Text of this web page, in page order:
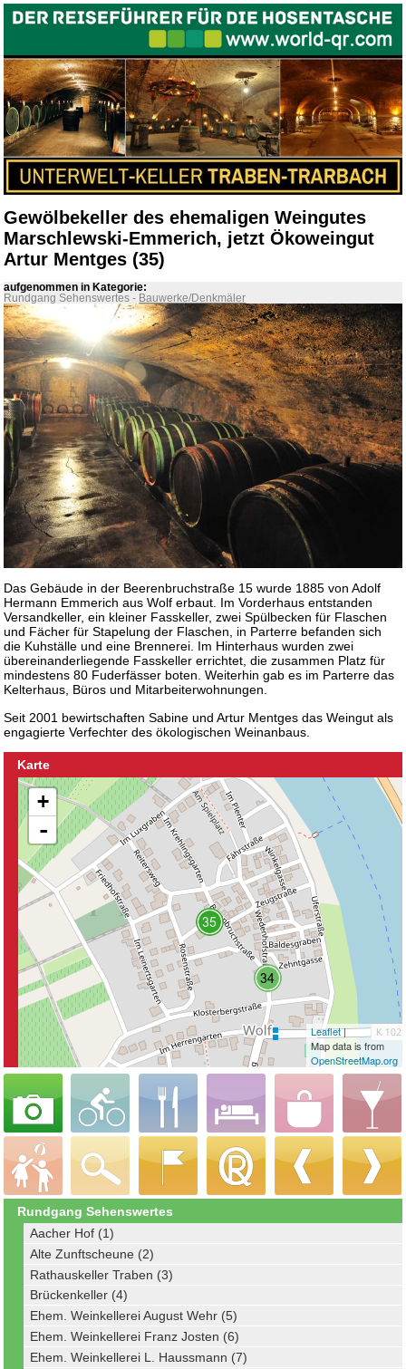
Gewölbekeller des ehemaligen Weingutes
Marschlewski-Emmerich, jetzt Ökoweingut
Artur Mentges (35)
aufgenommen in Kategorie:
Rundgang Sehenswertes - Bauwerke/Denkmäler
Das Gebäude in der Beerenbruchstraße 15 wurde 1885 von Adolf
Hermann Emmerich aus Wolf erbaut. Im Vorderhaus entstanden
Versandkeller, ein kleiner Fasskeller, zwei Spülbecken für Flaschen
und Fächer für Stapelung der Flaschen, in Parterre befanden sich
die Kuhställe und eine Brennerei. Im Hinterhaus wurden zwei
übereinanderliegende Fasskeller errichtet, die zusammen Platz für
mindestens 80 Fuderfässer boten. Weiterhin gab es im Parterre das
Kelterhaus, Büros und Mitarbeiterwohnungen.
Seit 2001 bewirtschaften Sabine und Artur Mentges das Weingut als
engagierte Verfechter des ökologischen Weinanbaus.
Karte
+
-
Leaflet|
Map data is from
OpenStreetMap.org
Rundgang Sehenswertes
Aacher Hof (1)
Alte Zunftscheune (2)
Rathauskeller Traben (3)
Brückenkeller (4)
Ehem. Weinkellerei August Wehr (5)
Ehem. Weinkellerei Franz Josten (6)
Ehem. Weinkellerei L. Haussmann (7)